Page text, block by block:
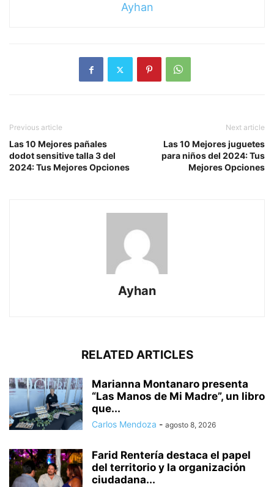
Ayhan
Previous article
Las 10 Mejores pañales
dodot sensitive talla 3 del
2024: Tus Mejores Opciones
Next article
Las 10 Mejores juguetes
para niños del 2024: Tus
Mejores Opciones
Ayhan
RELATED ARTICLES
Marianna Montanaro presenta
“Las Manos de Mi Madre”, un libro
que...
Carlos Mendoza - agosto 8, 2026
Farid Rentería destaca el papel
del territorio y la organización
ciudadana...